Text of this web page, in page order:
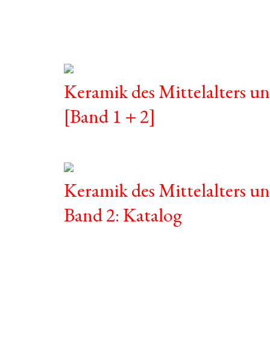
Keramik des Mittelalters
[Band 1 + 2]
Keramik des Mittelalters
Band 2: Katalog